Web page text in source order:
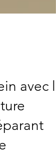
avec la